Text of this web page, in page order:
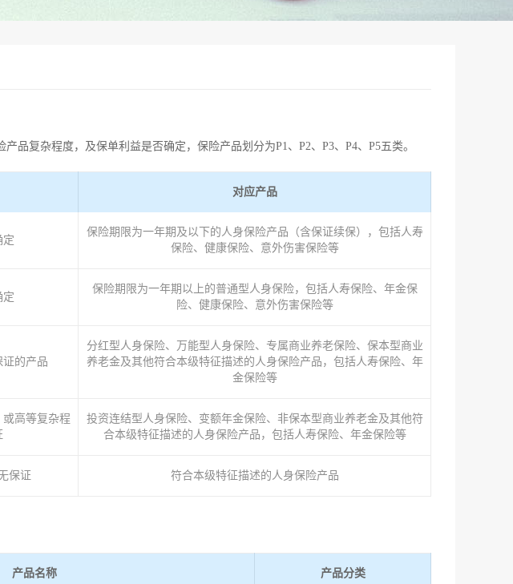
品复杂程度，及保单利益是否确定，保险产品划分为P1、P2、P3、P4、P5五类。
对应产品
定
保险期限为一年期及以下的人身保险产品（含保证续保），包括人寿
保险、健康保险、意外伤害保险等
定
保险期限为一年期以上的普通型人身保险，包括人寿保险、年金保
险、健康保险、意外伤害保险等
证的产品
分红型人身保险、万能型人身保险、专属商业养老保险、保本型商业
养老金及其他符合本级特征描述的人身保险产品，包括人寿保险、年
金保险等
高等复杂程
投资连结型人身保险、变额年金保险、非保本型商业养老金及其他符
合本级特征描述的人身保险产品，包括人寿保险、年金保险等
保证 符合本级特征描述的人身保险产品
产品名称 产品分类